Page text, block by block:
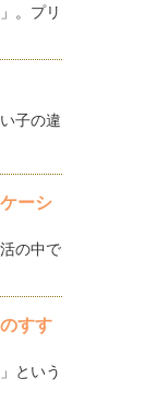
。プリ
子の違
ーシ
の中で
すす
という